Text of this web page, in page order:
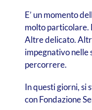
E’ un momento
molto particolare.
Altre delicato.
impegnativo nelle
percorrere.
In questi giorni, si
con Fondazione